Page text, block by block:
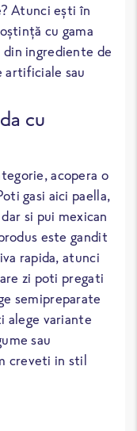
Atunci ești în
cu gama
ingrediente de
artificiale sau
cu
acopera o
gasi aici paella,
si pui mexican
este gandit
rapida, atunci
zi poti pregati
semipreparate
alege variante
sau
creveti in stil